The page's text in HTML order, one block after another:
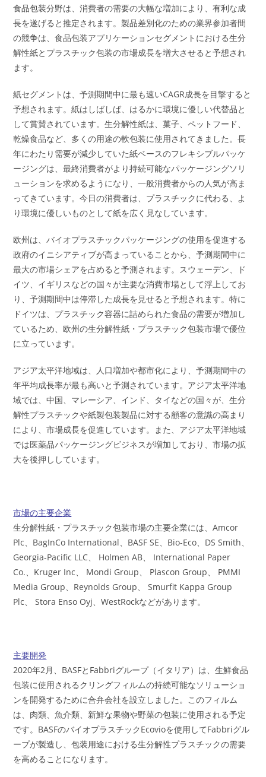
食品包装分野は、消費者の需要の大幅な増加により、有利な成
長を遂げると推定されます。製品差別化のための業界参加者間
の競争は、食品包装アプリケーションセグメントにおける生分
解性紙とプラスチック包装の市場成長を増大させると予想され
ます。
紙セグメントは、予測期間中に最も速いCAGR成長を目撃すると
予想されます。紙はしばしば、はるかに環境に優しい代替品と
して賞賛されています。生分解性紙は、菓子、ペットフード、
乾燥食品など、多くの用途の軟包装に使用されてきました。長
年にわたり需要が減少していた紙ベースのフレキシブルパッケ
ージングは、最終消費者がより持続可能なパッケージングソリ
ューションを求めるようになり、一般消費者からの人気が高ま
ってきています。今日の消費者は、プラスチックに代わる、よ
り環境に優しいものとして紙を広く見なしています。
欧州は、バイオプラスチックパッケージングの使用を促進する
政府のイニシアティブが高まっていることから、予測期間中に
最大の市場シェアを占めると予測されます。スウェーデン、ド
イツ、イギリスなどの国々が主要な消費市場として浮上してお
り、予測期間中は停滞した成長を見せると予想されます。特に
ドイツは、プラスチック容器に詰められた食品の需要が増加し
ているため、欧州の生分解性紙・プラスチック包装市場で優位
に立っています。
アジア太平洋地域は、人口増加や都市化により、予測期間中の
年平均成長率が最も高いと予測されています。アジア太平洋地
域では、中国、マレーシア、インド、タイなどの国々が、生分
解性プラスチックや紙製包装製品に対する顧客の意識の高まり
により、市場成長を促進しています。また、アジア太平洋地域
では医薬品パッケージングビジネスが増加しており、市場の拡
大を後押ししています。
市場の主要企業
生分解性紙・プラスチック包装市場の主要企業には、Amcor
Plc、BagInCo International、BASF SE、Bio-Eco、DS Smith、
Georgia-Pacific LLC、 Holmen AB、 International Paper
Co.、Kruger Inc、 Mondi Group、 Plascon Group、 PMMI
Media Group、Reynolds Group、 Smurfit Kappa Group
Plc、 Stora Enso Oyj、WestRockなどがあります。
主要開発
2020年2月、BASFとFabbriグループ（イタリア）は、生鮮食品
包装に使用されるクリングフィルムの持続可能なソリューショ
ンを開発するために合弁会社を設立しました。このフィルム
は、肉類、魚介類、新鮮な果物や野菜の包装に使用される予定
です。BASFのバイオプラスチックEcovioを使用してFabbriグル
ープが製造し、包装用途における生分解性プラスチックの需要
を高めることになります。